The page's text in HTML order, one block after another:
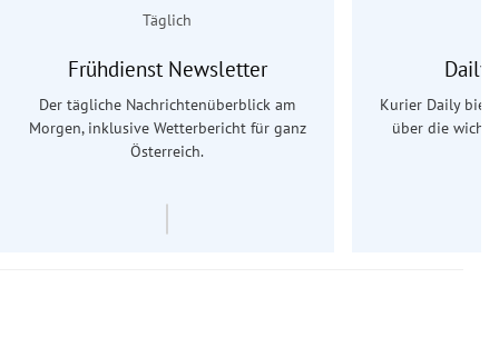
Täglich
Frühdienst Newsletter
Der tägliche Nachrichtenüberblick am
Morgen, inklusive Wetterbericht für ganz
Österreich.
Daily
Kurier Daily
über die